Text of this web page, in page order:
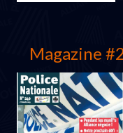
Magazine